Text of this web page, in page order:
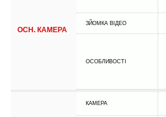
ОСН. КАМЕРА
ЗЙОМКА ВІДЕО
ОСОБЛИВОСТІ
КАМЕРА